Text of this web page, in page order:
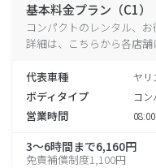
基本料金プラン（C1）
コンパクトのレンタル、
詳細は、こちらから各店舗
代表車種 ヤリ
ボディタイプ コン
営業時間
3～6時間まで6,160円
免責補償制度1,100円